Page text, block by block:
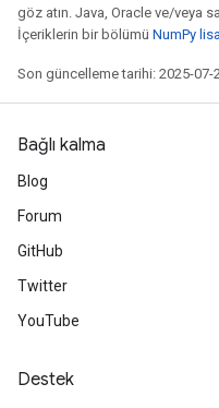
göz atın. Java, Oracle ve/veya
İçeriklerin bir bölümü NumPy
Son güncelleme tarihi: 2025-07-
Bağlı kalma
Blog
Forum
GitHub
Twitter
YouTube
Destek